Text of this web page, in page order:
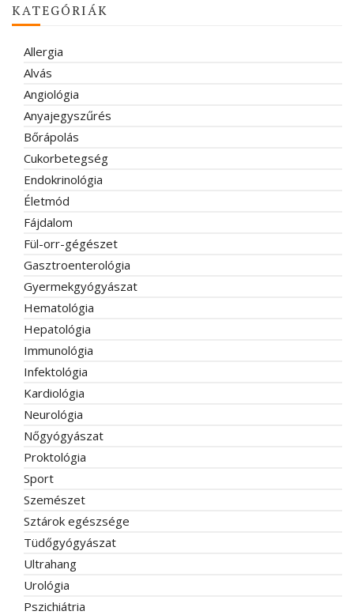
KATEGÓRIÁK
Allergia
Alvás
Angiológia
Anyajegyszűrés
Bőrápolás
Cukorbetegség
Endokrinológia
Életmód
Fájdalom
Fül-orr-gégészet
Gasztroenterológia
Gyermekgyógyászat
Hematológia
Hepatológia
Immunológia
Infektológia
Kardiológia
Neurológia
Nőgyógyászat
Proktológia
Sport
Szemészet
Sztárok egészsége
Tüdőgyógyászat
Ultrahang
Urológia
Pszichiátria